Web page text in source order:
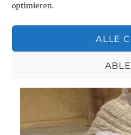
optimieren.
ALLE